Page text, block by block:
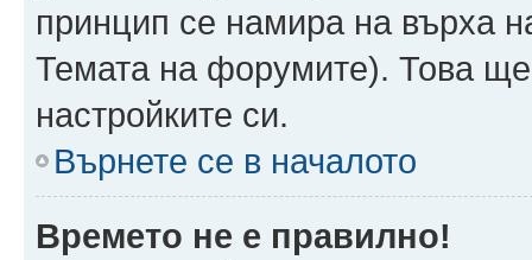
принцип се намира на върха
Темата на форумите). Това
настройките си.
Върнете се в началото
Времето не е правилно!